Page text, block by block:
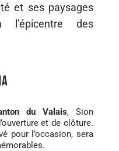
et ses paysages
l’épicentre des
du Valais, Sion
et de clôture.
pour l’occasion, sera